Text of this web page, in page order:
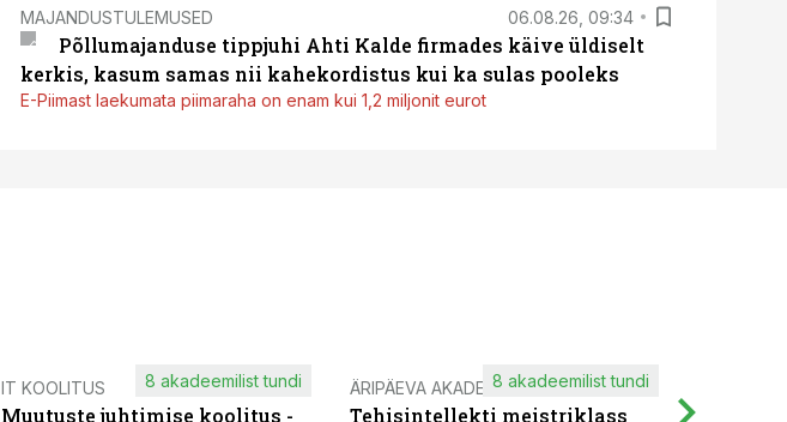
MAJANDUSTULEMUSED 06.08.26, 09:34
Põllumajanduse tippjuhi Ahti Kalde firmades käive üldiselt
kerkis, kasum samas nii kahekordistus kui ka sulas pooleks
E-Piimast laekumata piimaraha on enam kui 1,2 miljonit eurot
IT KOOLITUS
Muutuste juhtimise koolitus -
8 akadeemilist tundi ÄRIPÄEVA AKADEEMIA
Tehisintellekti meistriklass
8 akadeemilist tundi